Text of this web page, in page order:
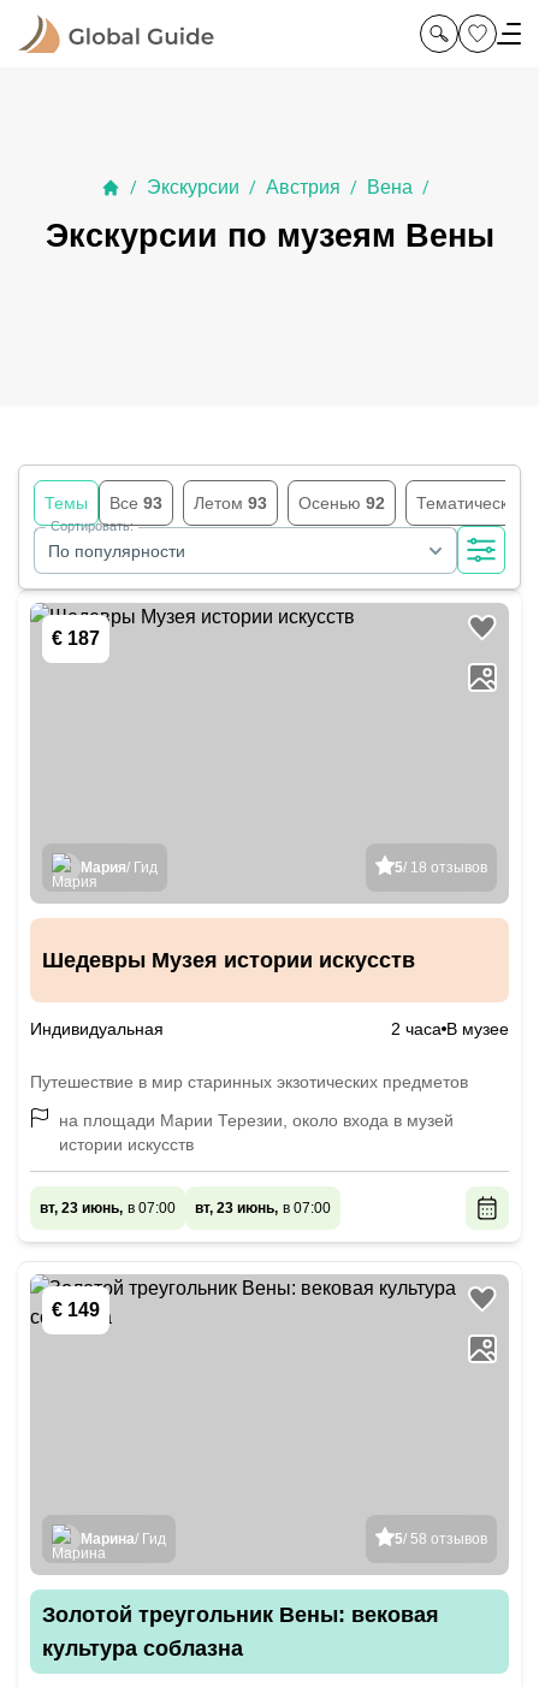
/ Экскурсии / Австрия / Вена /
Экскурсии по музеям Вены
Темы Все 93 Летом 93 Осенью 92 Тематические
По популярности
Сортировать:
€ 187
5/ 18 отзывов
Мария/ Гид
Шедевры Музея истории искусств
Индивидуальная 2 часа В музее
Путешествие в мир старинных экзотических предметов
на площади Марии Терезии, около входа в музей
истории искусств
вт, 23 июнь, в 07:00 вт, 23 июнь, в 07:00
€ 149
5/ 58 отзывов
Марина/ Гид
Золотой треугольник Вены: вековая
культура соблазна